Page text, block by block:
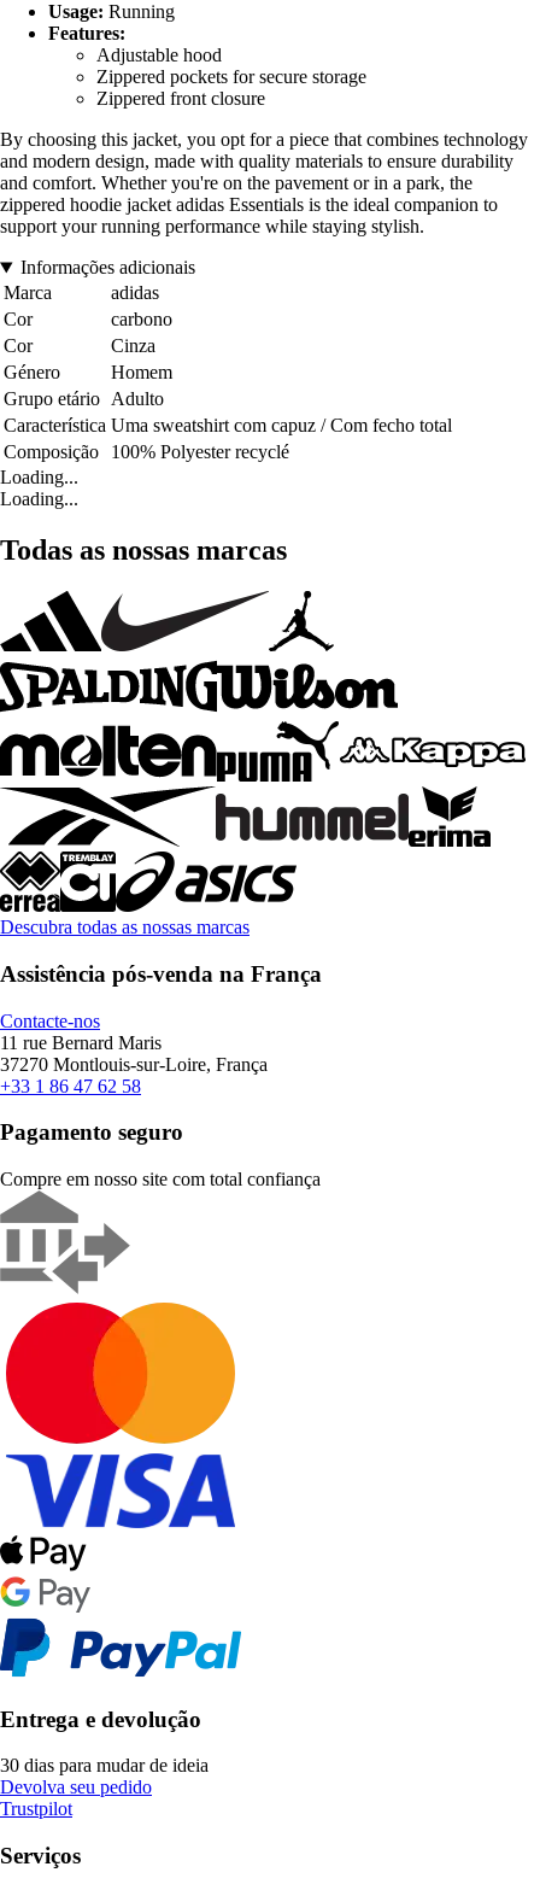
Usage: Running
Features:
Adjustable hood
Zippered pockets for secure storage
Zippered front closure
By choosing this jacket, you opt for a piece that combines technology
and modern design, made with quality materials to ensure durability
and comfort. Whether you're on the pavement or in a park, the
zippered hoodie jacket adidas Essentials is the ideal companion to
support your running performance while staying stylish.
Informações adicionais
Marca
adidas
Cor
carbono
Cor
Cinza
Género
Homem
Grupo etário Adulto
Característica Uma sweatshirt com capuz / Com fecho total
Composição
100% Polyester recyclé
Loading...
Loading...
Todas as nossas marcas
Descubra todas as nossas marcas
Assistência pós-venda na França
Contacte-nos
11 rue Bernard Maris
37270 Montlouis-sur-Loire, França
+33 1 86 47 62 58
Pagamento seguro
Compre em nosso site com total confiança
Entrega e devolução
30 dias para mudar de ideia
Devolva seu pedido
Trustpilot
Serviços